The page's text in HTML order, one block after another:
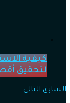
كيفية
لتحقيق
السابق التالي